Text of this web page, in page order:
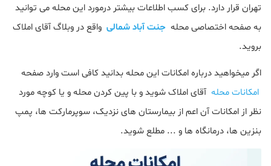
تهران قرار دارد. برای کسب اطلاعات بیشتر درمورد این محله می توانید
به صفحه اختصاصی محله جنت آباد شمالی واقع در وبلاگ آقای املاک
بروید.
اگر میخواهید درباره امکانات این محله بدانید کافی است وارد صفحه
امکانات محله آقای املاک شوید و با پین کردن محله و یا کوچه مورد
نظر از امکانات آن اعم از بیمارستان های نزدیک، سوپرمارکت ها، پمپ
بنزین ها، درمانگاه ها و ... مطلع شوید.